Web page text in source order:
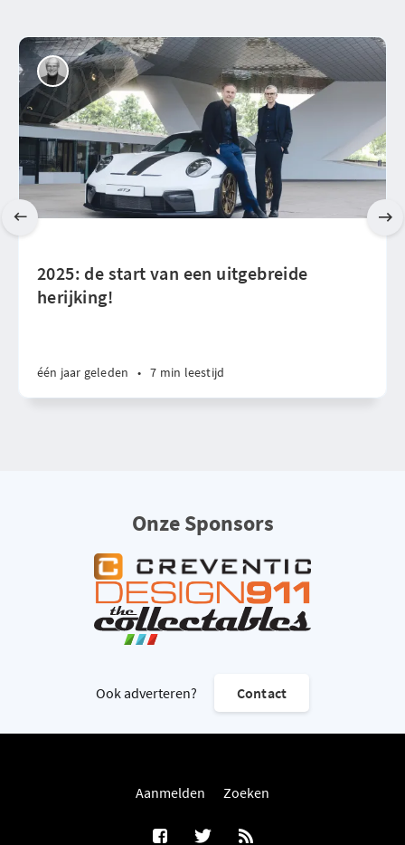
2025: de start van een uitgebreide
herijking!
één jaar geleden • 7 min leestijd
Onze Sponsors
Ook adverteren? Contact
Aanmelden Zoeken